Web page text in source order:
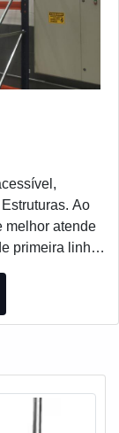
Ao
melhor atende
primeira linha
justo, com a
qualidade e